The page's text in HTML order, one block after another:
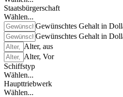
Staatsbürgerschaft
Wählen...
Gewünschtes Gehalt in
Gewünschtes Gehalt in
Alter, aus
Alter, Vor
Schiffstyp
Wählen...
Haupttriebwerk
Wählen...